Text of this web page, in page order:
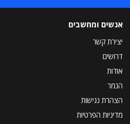
אנשים ומחשבים
יצירת קשר
דרושים
אודות
הנמר
הצהרת נגישות
מדיניות הפרטיות